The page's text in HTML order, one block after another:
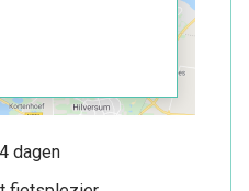
dagen